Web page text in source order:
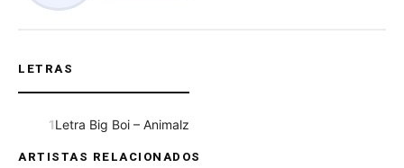
LETRAS
1Letra Big Boi – Animalz
ARTISTAS RELACIONADOS